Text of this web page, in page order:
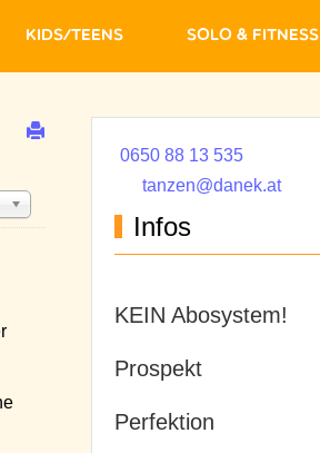
Kids/Teens Solo & Fitness
0650 88 13 535
tanzen@danek.at
Infos
KEIN Abosystem!
Prospekt
Perfektion